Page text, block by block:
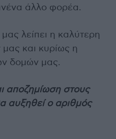
άλλο φορέα.
λείπει η καλύτερη
και κυρίως η
δομών μας.
αποζημίωση στους
αυξηθεί ο αριθμός